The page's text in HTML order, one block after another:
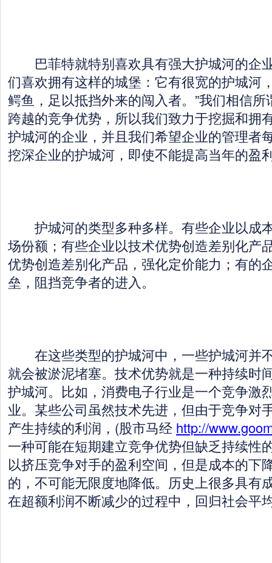
巴菲特就特别喜欢具有强大护城河的企
们喜欢拥有这样的城堡：它有很宽的护城河
鳄鱼，足以抵挡外来的闯入者。”我们相信所
跨越的竞争优势，所以我们致力于挖掘和拥
护城河的企业，并且我们希望企业的管理者
挖深企业的护城河，即使不能提高当年的盈
护城河的类型多种多样。有些企业以成
场份额；有些企业以技术优势创造差别化产
优势创造差别化产品，强化定价能力；有的
垒，阻挡竞争者的进入。
在这些类型的护城河中，一些护城河并
就会被淤泥堵塞。技术优势就是一种持续时
护城河。比如，消费电子行业是一个竞争激
业。某些公司虽然技术先进，但由于竞争对
产生持续的利润，(股市马经 http://
一种可能在短期建立竞争优势但缺乏持续性
以挤压竞争对手的盈利空间，但是成本的下
的，不可能无限度地降低。历史上很多具有
在超额利润不断减少的过程中，回归社会平